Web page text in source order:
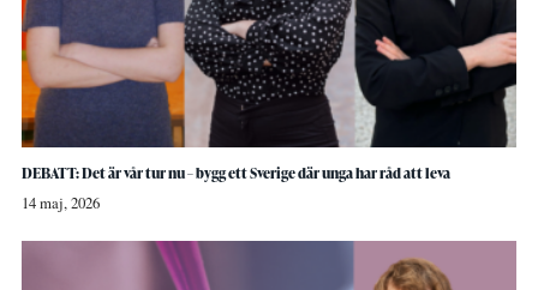
DEBATT: Det är vår tur nu – bygg ett Sverige där unga har råd att leva
14 maj, 2026